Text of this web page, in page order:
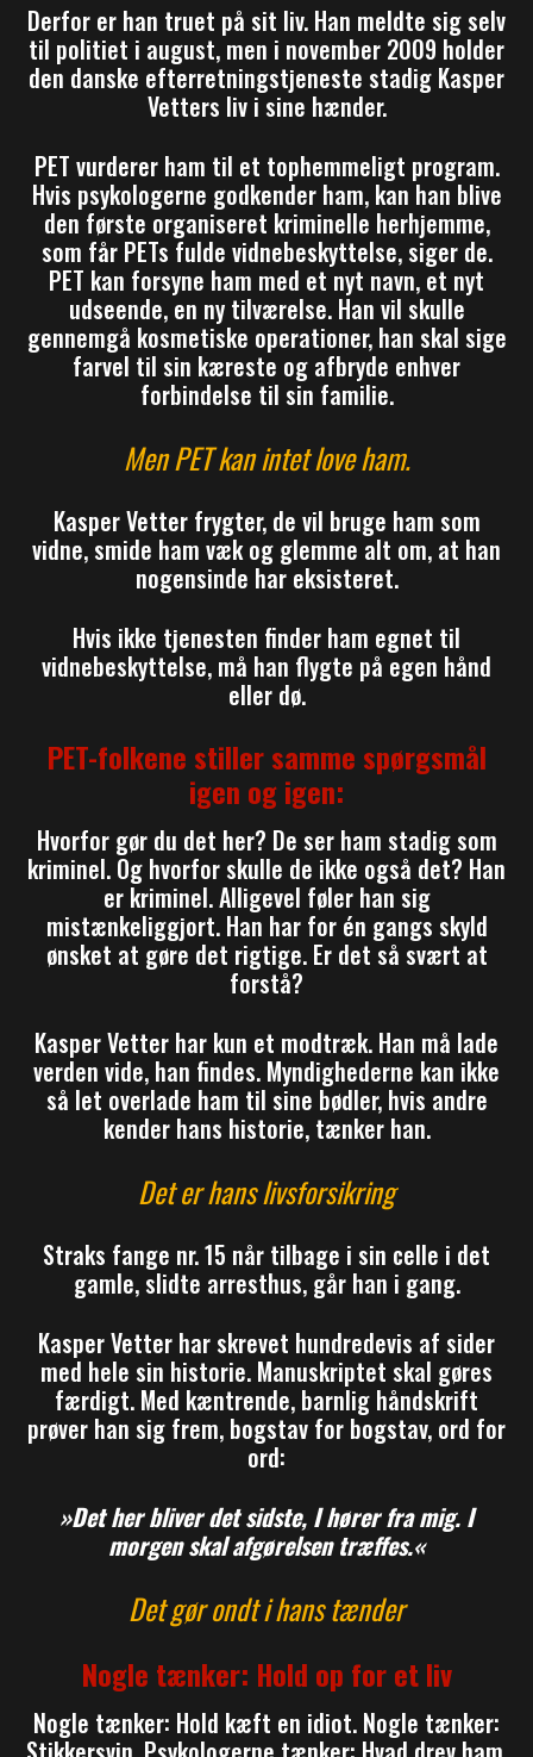
Derfor er han truet på sit liv. Han meldte sig selv
til politiet i august, men i november 2009 holder
den danske efterretningstjeneste stadig Kasper
Vetters liv i sine hænder.
PET vurderer ham til et tophemmeligt program.
Hvis psykologerne godkender ham, kan han blive
den første organiseret kriminelle herhjemme,
som får PETs fulde vidnebeskyttelse, siger de.
PET kan forsyne ham med et nyt navn, et nyt
udseende, en ny tilværelse. Han vil skulle
gennemgå kosmetiske operationer, han skal sige
farvel til sin kæreste og afbryde enhver
forbindelse til sin familie.
Men PET kan intet love ham.
Kasper Vetter frygter, de vil bruge ham som
vidne, smide ham væk og glemme alt om, at han
nogensinde har eksisteret.
Hvis ikke tjenesten finder ham egnet til
vidnebeskyttelse, må han flygte på egen hånd
eller dø.
PET-folkene stiller samme spørgsmål
igen og igen:
Hvorfor gør du det her? De ser ham stadig som
kriminel. Og hvorfor skulle de ikke også det? Han
er kriminel. Alligevel føler han sig
mistænkeliggjort. Han har for én gangs skyld
ønsket at gøre det rigtige. Er det så svært at
forstå?
Kasper Vetter har kun et modtræk. Han må lade
verden vide, han findes. Myndighederne kan ikke
så let overlade ham til sine bødler, hvis andre
kender hans historie, tænker han.
Det er hans livsforsikring
Straks fange nr. 15 når tilbage i sin celle i det
gamle, slidte arresthus, går han i gang.
Kasper Vetter har skrevet hundredevis af sider
med hele sin historie. Manuskriptet skal gøres
færdigt. Med kæntrende, barnlig håndskrift
prøver han sig frem, bogstav for bogstav, ord for
ord:
»Det her bliver det sidste, I hører fra mig. I
morgen skal afgørelsen træffes.«
Det gør ondt i hans tænder
Nogle tænker: Hold op for et liv
Nogle tænker: Hold kæft en idiot. Nogle tænker: